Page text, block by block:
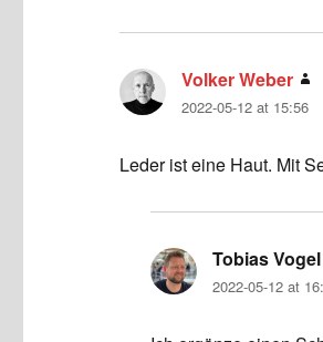
Volker Weber
2022-05-12 at 15:56
Leder ist eine Haut. Mit
Tobias Vogel
2022-05-12 at